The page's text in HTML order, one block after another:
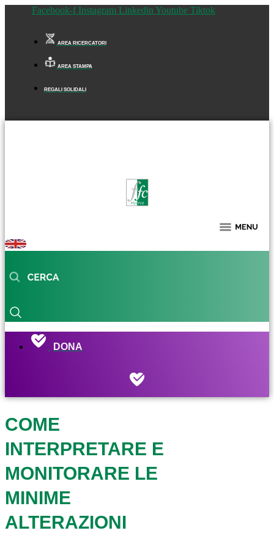
Facebook-f Instagram Linkedin Youtube Tiktok
AREA RICERCATORI
AREA STAMPA
REGALI SOLIDALI
DONA
COME
INTERPRETARE E
MONITORARE LE
MINIME
ALTERAZIONI